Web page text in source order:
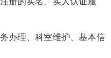
办理、科室维护、基本信